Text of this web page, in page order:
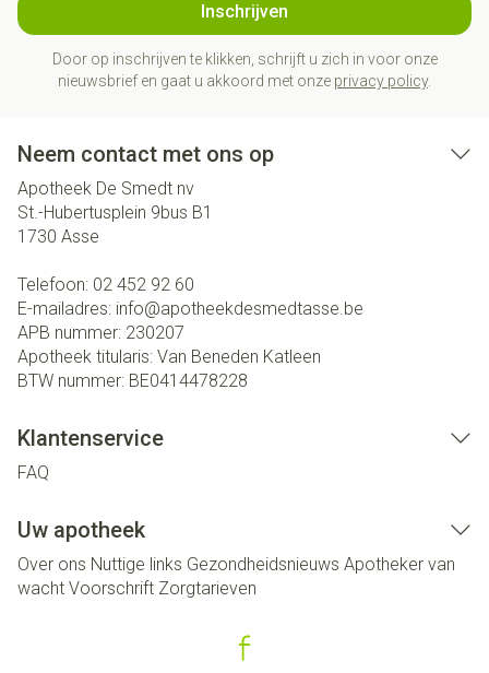
Inschrijven
Door op inschrijven te klikken, schrijft u zich in voor onze
nieuwsbrief en gaat u akkoord met onze privacy policy.
Neem contact met ons op
Apotheek De Smedt nv
St.-Hubertusplein 9bus B1
1730 Asse
Telefoon: 02 452 92 60
E-mailadres: info@apotheekdesmedtasse.be
APB nummer: 230207
Apotheek titularis: Van Beneden Katleen
BTW nummer: BE0414478228
Klantenservice
FAQ
Uw apotheek
Over ons Nuttige links Gezondheidsnieuws Apotheker van
wacht Voorschrift Zorgtarieven